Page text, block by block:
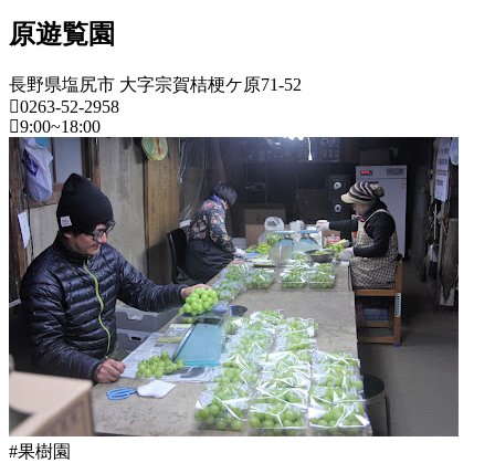
20
日
っ
原遊覧園
長野県塩尻市 大字宗賀桔梗ケ原71-52
0263-52-2958
9:00~18:00
長
野
県
果
樹
園
2022
8
18
日
2022
直
#果樹園